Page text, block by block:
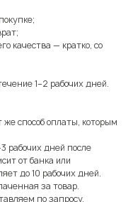
качества — кратко, со
1–2 рабочих дней.
способ оплаты, которым
рабочих дней после
от банка или
до 10 рабочих дней.
за товар.
по запросу.